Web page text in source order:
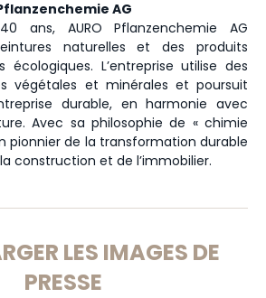
AG
ans, AURO Pflanzenchemie AG
naturelles et des produits
écologiques. L’entreprise utilise des
végétales et minérales et poursuit
durable, en harmonie avec
Avec sa philosophie de « chimie
pionnier de la transformation durable
construction et de l’immobilier.
LES IMAGES DE
PRESSE